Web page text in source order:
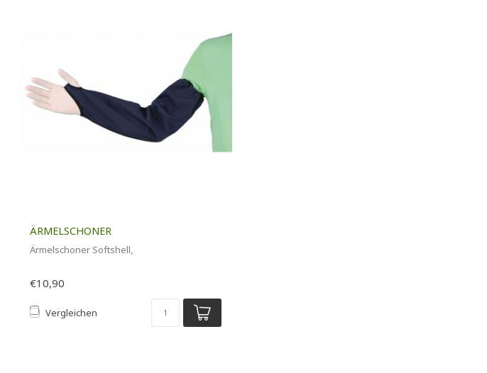
ÄRMELSCHONER
Ärmelschoner Softshell,
€10,90
Vergleichen